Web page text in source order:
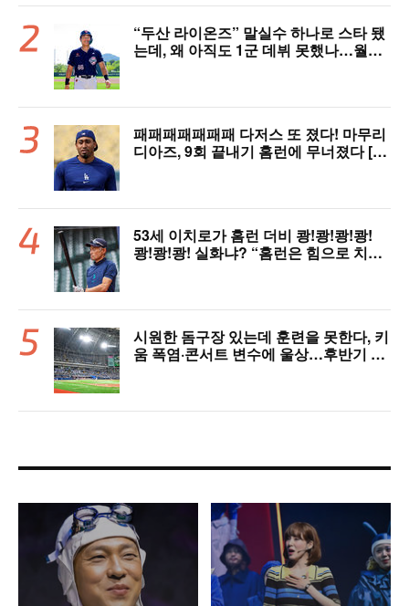
“두산 라이온즈” 말실수 하나로 스타 됐
는데, 왜 아직도 1군 데뷔 못했나…월간
패패패패패패패 다저스 또 졌다! 마무리
디아즈, 9회 끝내기 홈런에 무너졌다 [L
53세 이치로가 홈런 더비 쾅!쾅!쾅!쾅!
쾅!쾅!쾅! 실화냐? “홈런은 힘으로 치는
시원한 돔구장 있는데 훈련을 못한다, 키
움 폭염·콘서트 변수에 울상…후반기 상